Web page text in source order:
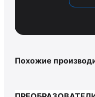
Похожие